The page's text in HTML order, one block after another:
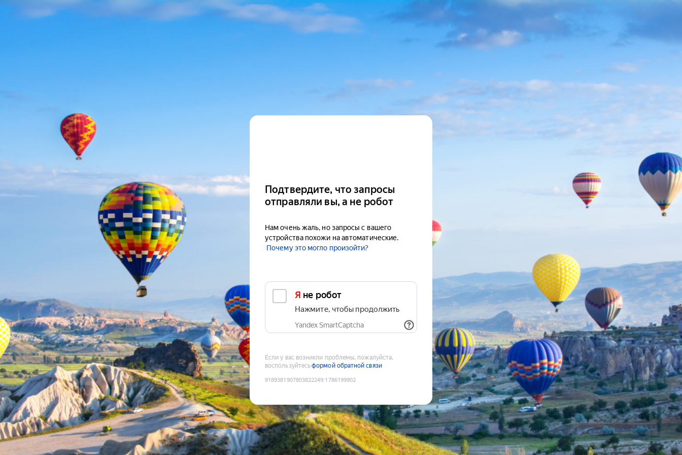
Подтвердите, что запросы
отправляли вы, а не робот
Нам очень жаль, но запросы с вашего
устройства похожи на автоматические.
Почему это могло произойти?
Я не робот
Нажмите, чтобы продолжить
Yandex SmartCaptcha
Если у вас возникли проблемы, пожалуйста,
воспользуйтесьформой обратной связи
9189381907803822249:1786199902